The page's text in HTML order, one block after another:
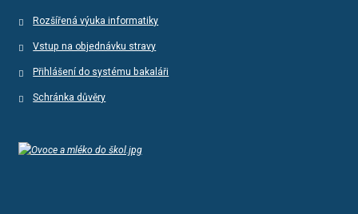
Rozšířená výuka informatiky
Vstup na objednávku stravy
Přihlášení do systému bakaláři
Schránka důvěry